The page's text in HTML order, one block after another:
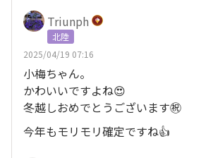
Triunph
北陸
2025/04/19 07:16
小梅ちゃん。
かわいいですよね😍
冬越しおめでとうございます㊗️
今年もモリモリ確定ですね👍